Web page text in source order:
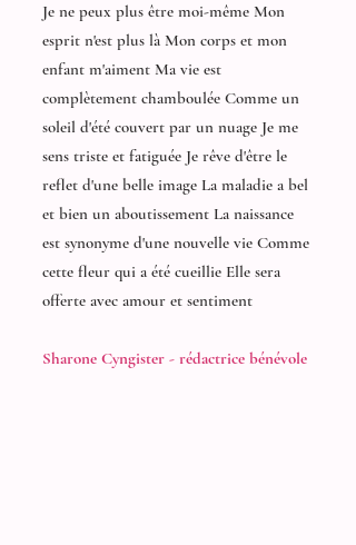
Je ne peux plus être moi-même Mon
esprit n'est plus là Mon corps et mon
enfant m'aiment Ma vie est
complètement chamboulée Comme un
soleil d'été couvert par un nuage Je me
sens triste et fatiguée Je rêve d'être le
reflet d'une belle image La maladie a bel
et bien un aboutissement La naissance
est synonyme d'une nouvelle vie Comme
cette fleur qui a été cueillie Elle sera
offerte avec amour et sentiment
Sharone Cyngister - rédactrice bénévole